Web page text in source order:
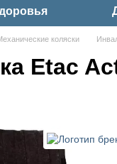
коляски
Etac